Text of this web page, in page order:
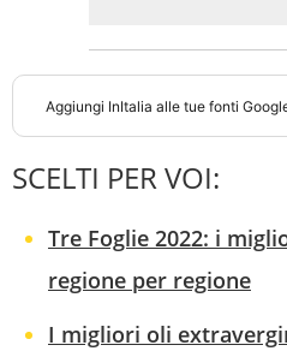
Aggiungi InItalia alle tue fonti
SCELTI PER VOI:
Tre Foglie 2022: i
regione per regione
I migliori oli